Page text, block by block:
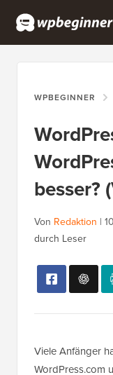
WPBEGINNER
besser?
Von Redaktion |
durch Leser
Viele Anfänger
WordPress.com